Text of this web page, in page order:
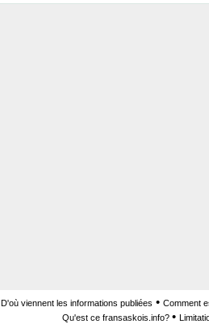
D'où viennent les informations publiées • Comment
Qu'est ce fransaskois.info? •